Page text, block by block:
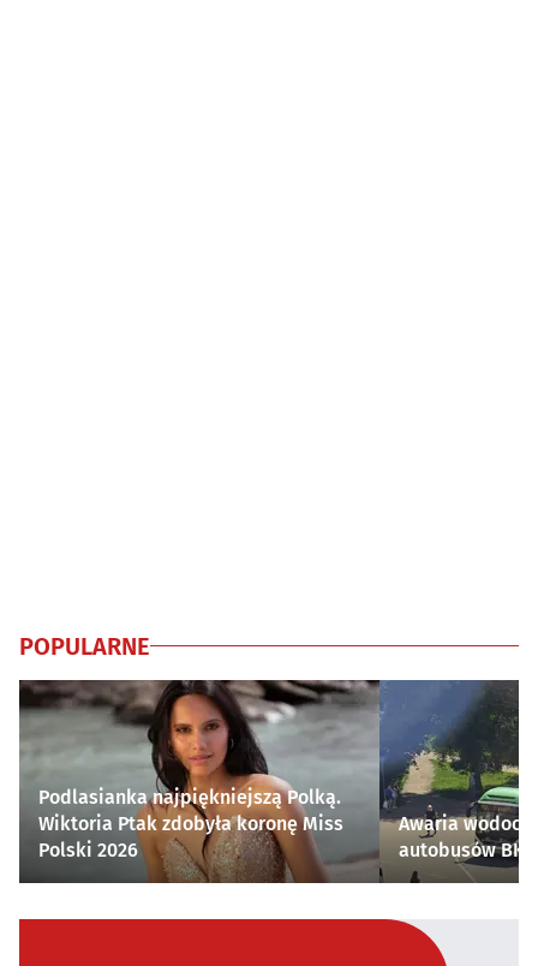
POPULARNE
Podlasianka najpiękniejszą Polką.
Wiktoria Ptak zdobyła koronę Miss
Polski 2026
Awaria
autobusów